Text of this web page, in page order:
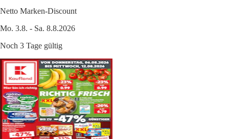
Netto Marken-Discount
Mo. 3.8. - Sa. 8.8.2026
Noch 3 Tage gültig